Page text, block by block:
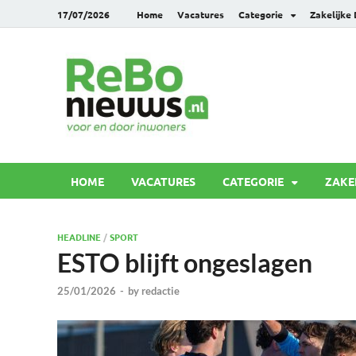
17/07/2026 Home Vacatures Categorie Zakelijke
HOME VACATURES CATEGORIE
HEADLINE /SPORT
ESTO blijft ongeslagen
25/01/2026 - by redactie